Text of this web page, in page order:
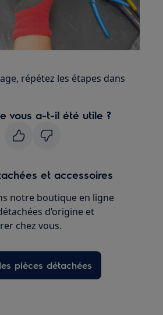
répétez les étapes dans
vous a-t-il été utile ?
et accessoires
notre boutique en ligne
d’origine et
chez vous.
pièces détachées